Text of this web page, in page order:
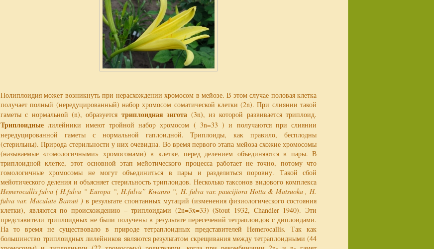
Полиплоидия может возникнуть при нерасхождении хромосом в мейозе. В этом случае половая клетка
получает полный (нередуцированный) набор хромосом соматической клетки (2n). При слиянии такой
гаметы с нормальной (n), образуется триплоидная зигота (3n), из которой развивается триплоид.
Триплоидныелилейники имеют тройной набор хромосом ( 3n=33 ) и получаются при слиянии
нередуцированной гаметы с нормальной гаплоидной. Триплоиды, как правило, бесплодны
(стерильны). Природа стерильности у них очевидна. Во время первого этапа мейоза схожие хромосомы
(называемые «гомологичными» хромосомами) в клетке, перед делением объединяются в пары. В
триплоидной клетке, этот основной этап мейотического процесса работает не точно, потому что
гомологичные хромосомы не могут объединиться в пары и разделиться поровну. Такой сбой
мейотического деления и объясняет стерильность триплоидов. Несколько таксонов видового комплекса
Hemerocallis fulva ( H.fulva “ Europa “, H.fulva” Kwanso “, H. fulva var. paucijiora Hotta & Matsuoka , H.
fulva var. Maculate Baroni ) в результате спонтанных мутаций (изменения физиологического состояния
клетки), являются по происхождению – триплоидами (2n=3x=33) (Stout 1932, Chandler 1940). Эти
представители триплоидных не были получены в результате пересечений тетраплоидов с диплоидами.
На то время не существовало в природе тетраплоидных представителей Hemerocallis. Так как
большинство триплоидных лилейников являются результатом скрещивания между тетраплоидными (44